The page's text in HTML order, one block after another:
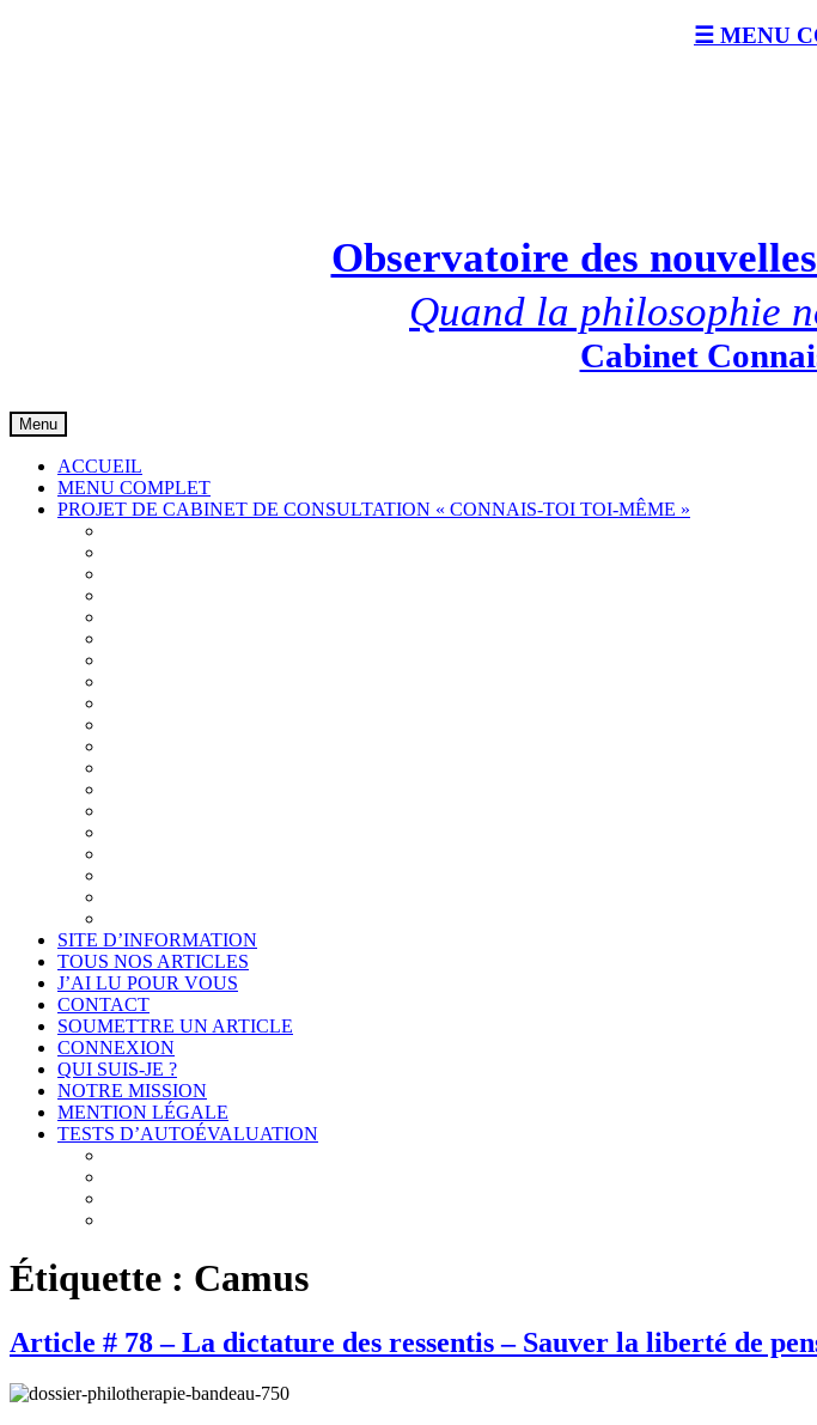
☰ MENU
Observatoire des
Quand la philosophie
Cabinet
Skip
to
content
Menu
ACCUEIL
MENU COMPLET
PROJET DE CABINET DE CONSULTATION « CONNAIS-TOI TOI-MÊME »
SITE D’INFORMATION
TOUS NOS ARTICLES
J’AI LU POUR VOUS
CONTACT
SOUMETTRE UN ARTICLE
CONNEXION
QUI SUIS-JE ?
NOTRE MISSION
MENTION LÉGALE
TESTS D’AUTOÉVALUATION
Étiquette : Camus
Article # 78 – La dictature des ressentis – Sauver la liberté de